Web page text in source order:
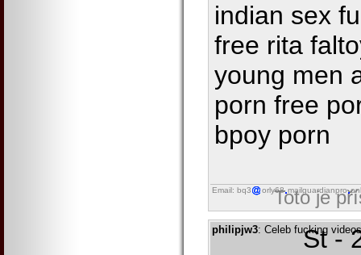
indian sex
free rita
young men
porn free
bpoy porn
Email: bq3 orly68 mailguardianpro
Toto je
philipjw3: Celeb fucking
St -